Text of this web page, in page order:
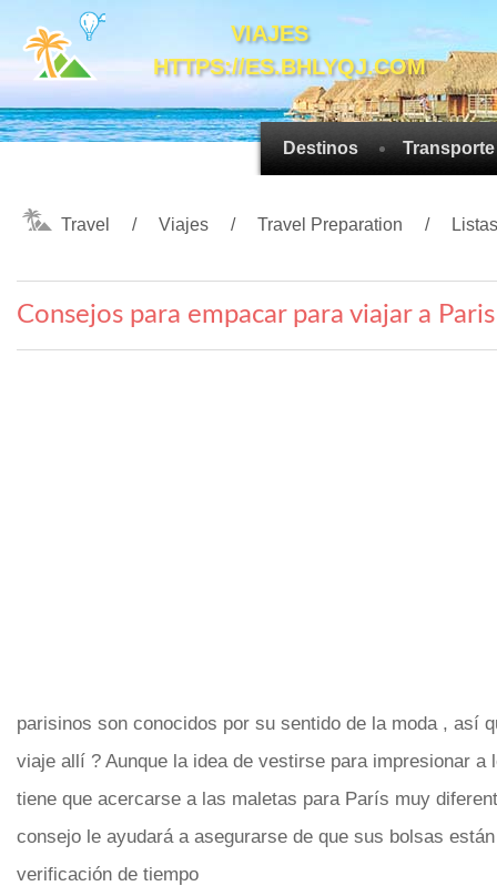
VIAJES
HTTPS://ES.BHLYQJ.COM
Destinos Transporte
Travel Viajes Travel Preparation
Consejos para empacar para viajar a Paris
parisinos son conocidos por su sentido de la moda , así
viaje allí ? Aunque la idea de vestirse para impresionar
tiene que acercarse a las maletas para París muy
consejo le ayudará a asegurarse de que sus bolsas
verificación de tiempo